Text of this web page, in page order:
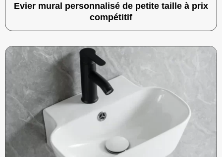
Evier mural personnalisé de petite taille à prix
compétitif